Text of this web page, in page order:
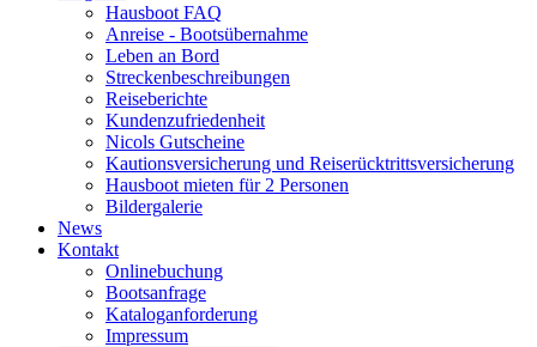
Hausboot FAQ
Anreise - Bootsübernahme
Leben an Bord
Streckenbeschreibungen
Reiseberichte
Kundenzufriedenheit
Nicols Gutscheine
Kautionsversicherung und Reiserücktrittsversicherung
Hausboot mieten für 2 Personen
Bildergalerie
News
Kontakt
Onlinebuchung
Bootsanfrage
Kataloganforderung
Impressum